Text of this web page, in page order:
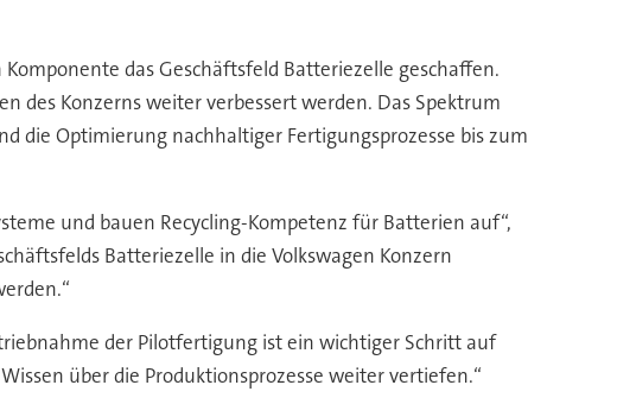
das Geschäftsfeld Batteriezelle geschaffen.
des Konzerns weiter verbessert werden. Das Spektrum
die Optimierung nachhaltiger Fertigungsprozesse bis zum
und bauen Recycling-Kompetenz für Batterien auf“,
Batteriezelle in die Volkswagen Konzern
der Pilotfertigung ist ein wichtiger Schritt auf
über die Produktionsprozesse weiter vertiefen.“